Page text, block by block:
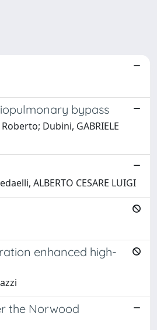
bypass
Dubini, GABRIELE
ALBERTO CESARE LUIGI
enhanced high-
the Norwood